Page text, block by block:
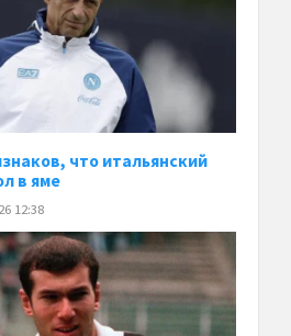
что итальянский
в яме
12:38